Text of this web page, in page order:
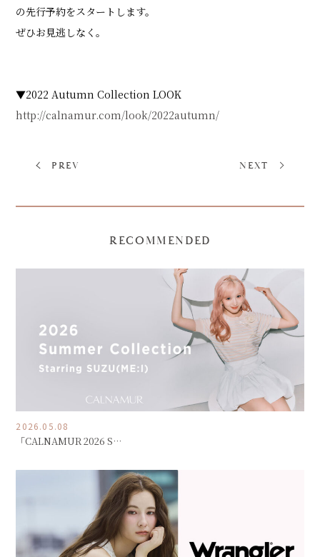
の先行予約をスタートします。
ぜひお見逃しなく。
▼2022 Autumn Collection LOOK
http://calnamur.com/look/2022autumn/
PREV NEXT
RECOMMENDED
2026.05.08
「CALNAMUR 2026 S…